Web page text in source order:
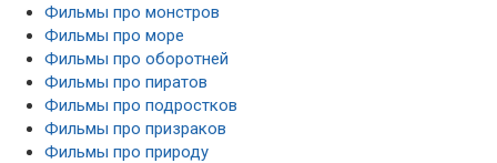
Фильмы про монстров
Фильмы про море
Фильмы про оборотней
Фильмы про пиратов
Фильмы про подростков
Фильмы про призраков
Фильмы про природу